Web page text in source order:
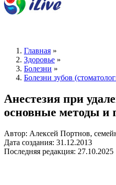
Главная »
Здоровье »
Болезни »
Болезни зубов
Анестезия при
основные методы и
Автор: Алексей Портнов,
Дата создания: 31.12.2013
Последняя редакция: 27.10.2025